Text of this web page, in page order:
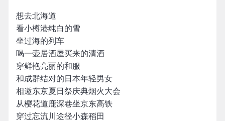
想去北海道
看小樽港纯白的雪
坐过海的列车
喝一壶居酒屋买来的清酒
穿鲜艳亮丽的和服
和成群结对的日本年轻男女
相邀东京夏日祭庆典烟火大会
从樱花道鹿深巷坐京东高铁
穿过忘流川途径小森稻田